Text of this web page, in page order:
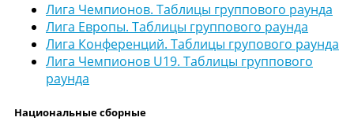
Лига Чемпионов. Таблицы группового раунда
Лига Европы. Таблицы группового раунда
Лига Конференций. Таблицы групового раунда
Лига Чемпионов U19. Таблицы группового
раунда
Национальные сборные